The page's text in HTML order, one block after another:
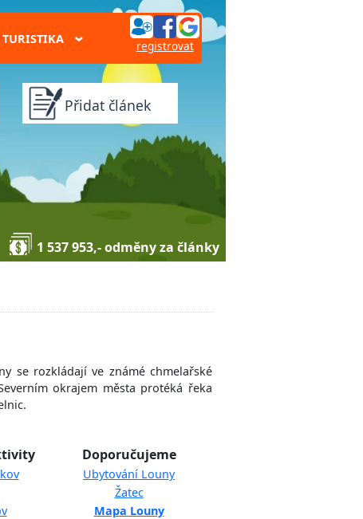
TURISTIKA › registrovat
Přidat článek
1 537 953,- odměny za články
se rozkládají ve známé chmelařské
okrajem města protéká řeka
Doporučujeme
Ubytování Louny
Žatec
Mapa Louny